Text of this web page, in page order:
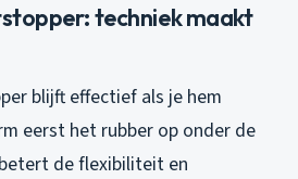
techniek maakt
blijft effectief als je hem
eerst het rubber op onder de
de flexibiliteit en